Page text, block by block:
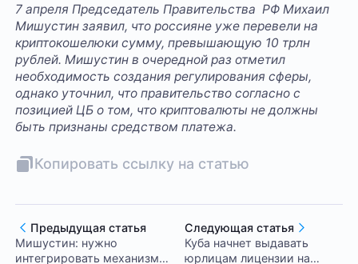
7 апреля Председатель Правительства РФ Михаил
Мишустин заявил, что россияне уже перевели на
криптокошелюки сумму, превышающую 10 трлн
рублей. Мишустин в очередной раз отметил
необходимость создания регулирования сферы,
однако уточнил, что правительство согласно с
позицией ЦБ о том, что криптовалюты не должны
быть признаны средством платежа.
Копировать ссылку на статью
Предыдущая статья
Мишустин: нужно
интегрировать механизм
Следующая статья
Куба начнет выдавать
юрлицам лицензии на